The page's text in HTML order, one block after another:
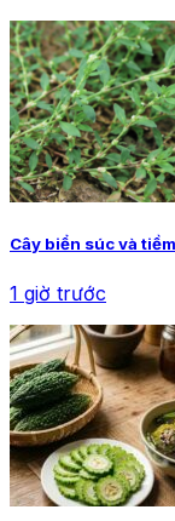
Cây biển súc và
1 giờ trước